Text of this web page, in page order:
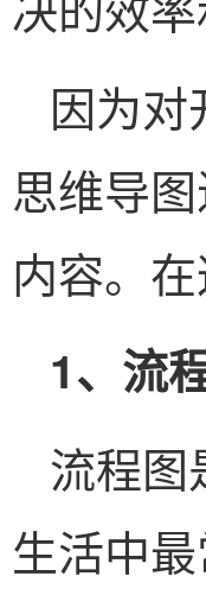
因为
思维导
内容。
1、流
流程图
生活中